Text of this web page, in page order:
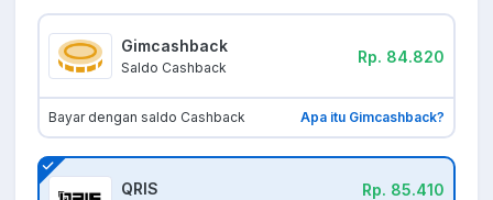
Gimcashback
Saldo Cashback
Rp. 84.820
Bayar dengan saldo Cashback Apa itu Gimcashback?
QRIS Rp. 85.410